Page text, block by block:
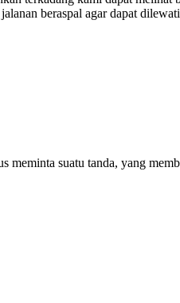
beraspal agar dapat
meminta suatu tanda, yang